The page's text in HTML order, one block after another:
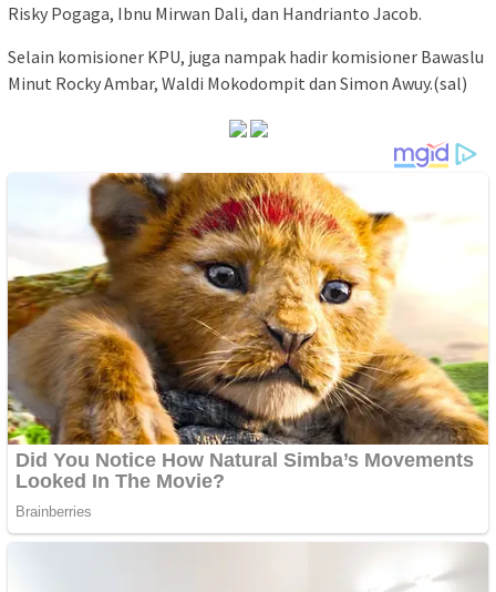
Risky Pogaga, Ibnu Mirwan Dali, dan Handrianto Jacob.
Selain komisioner KPU, juga nampak hadir komisioner Bawaslu
Minut Rocky Ambar, Waldi Mokodompit dan Simon Awuy.(sal)